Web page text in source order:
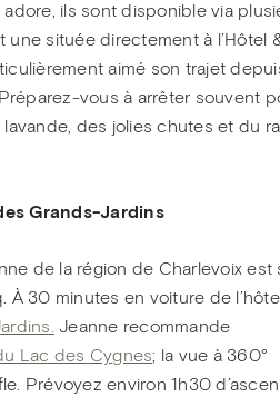
adore, ils sont disponible via
une située directement à l’Hôtel
aimé son trajet
vous à arrêter souvent
des jolies chutes et du
Grands-Jardins
de la région de Charlevoix est
À 30 minutes en voiture de
Jeanne recommande
Lac des Cygnes; la vue à 360°
Prévoyez environ 1h30